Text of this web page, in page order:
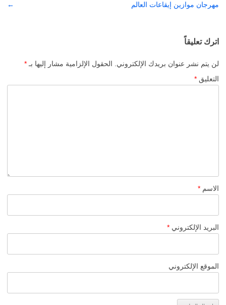
المقالات
مهرجان موازين إيقاعات العالم
←
اترك تعليقاً
لن يتم نشر عنوان بريدك الإلكتروني. الحقول الإلزامية مشار إليها بـ *
التعليق *
الاسم *
البريد الإلكتروني *
الموقع الإلكتروني